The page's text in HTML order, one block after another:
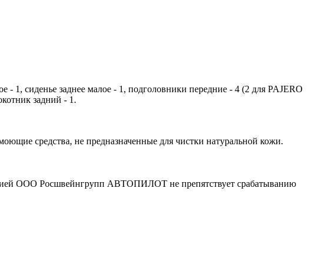
- 1, сиденье заднее малое - 1, подголовники передние - 4 (2 для PAJERO
задний - 1.
средства, не предназначенные для чистки натуральной кожи.
ООО Росшвейнгрупп АВТОПИЛОТ не препятствует срабатыванию